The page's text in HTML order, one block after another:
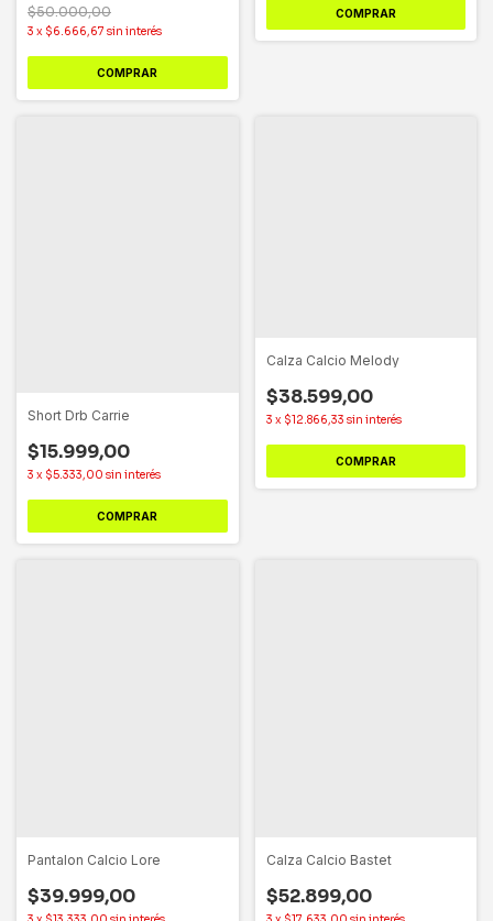
$50.000,00
3 x $6.666,67 sin interés
COMPRAR
COMPRAR
Short Drb Carrie
$15.999,00
3 x $5.333,00 sin interés
COMPRAR
Calza Calcio Melody
$38.599,00
3 x $12.866,33 sin interés
COMPRAR
Pantalon Calcio Lore
$39.999,00
Calza Calcio Bastet
$52.899,00